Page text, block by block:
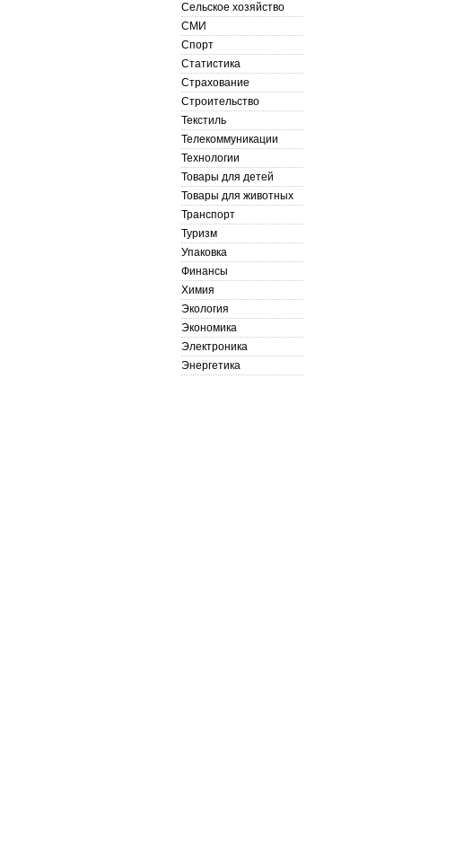
Сельское хозяйство
СМИ
Спорт
Статистика
Страхование
Строительство
Текстиль
Телекоммуникации
Технологии
Товары для детей
Товары для животных
Транспорт
Туризм
Упаковка
Финансы
Химия
Экология
Экономика
Электроника
Энергетика